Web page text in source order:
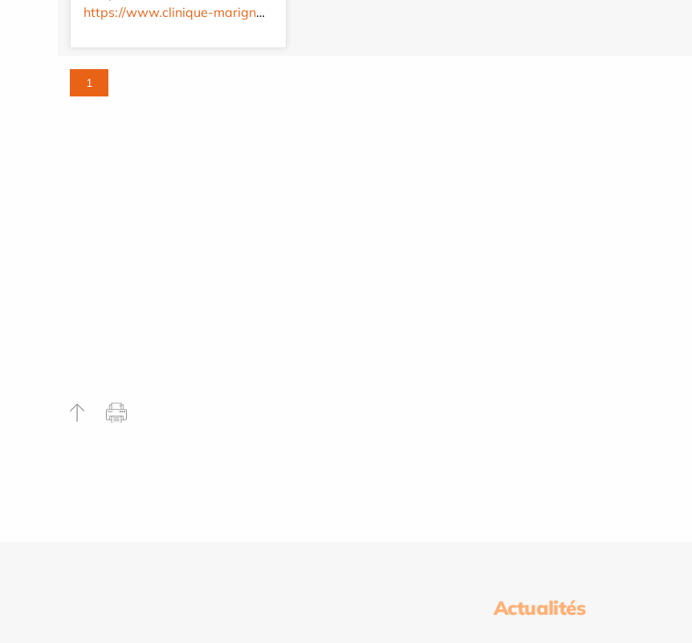
https://www.clinique-marignane.com/fr/
1
Actualités